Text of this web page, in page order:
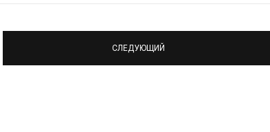
СЛЕДУЮЩИЙ